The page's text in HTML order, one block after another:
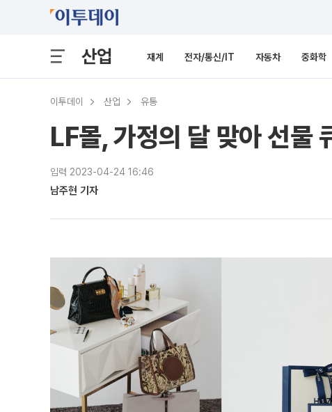
산업 재계 전자/통신/IT 자동차 중화학
이투데이 산업 유통
LF몰, 가정의 달 맞아 선물
입력 2023-04-24 16:46
남주현 기자